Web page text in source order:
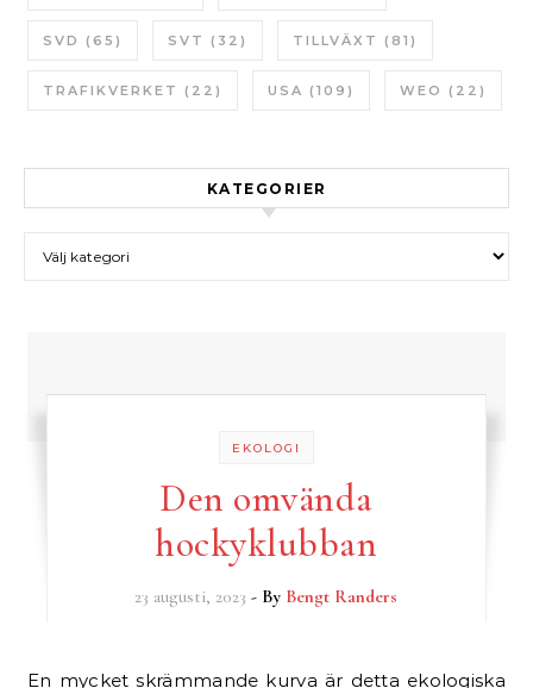
SVD (65) SVT (32) TILLVÄXT (81)
TRAFIKVERKET (22) USA (109) WEO (22)
KATEGORIER
EKOLOGI
Den omvända
hockyklubban
23 augusti, 2023 - By Bengt Randers
En mycket skrämmande kurva är detta ekologiska